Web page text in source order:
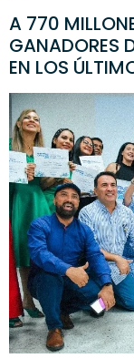
A 770
GANADORES
EN LOS